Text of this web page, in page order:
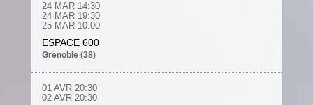
24 MAR14:30
24 MAR19:30
25 MAR10:00
ESPACE 600
Grenoble (38)
01 AVR 20:30
02 AVR 20:30